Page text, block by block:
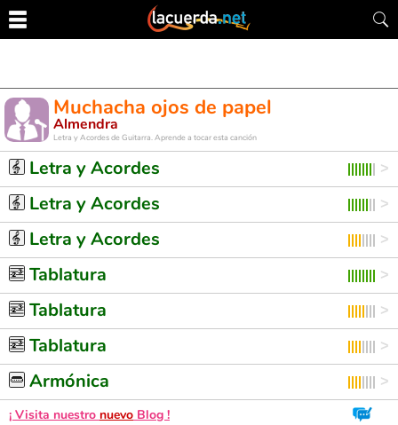
Muchacha ojos de papel
Almendra
Letra y Acordes de Guitarra. Aprende a tocar esta canción
Letra y Acordes
Letra y Acordes
Letra y Acordes
Tablatura
Tablatura
Tablatura
Armónica
¡ Visita nuestro nuevo Blog !